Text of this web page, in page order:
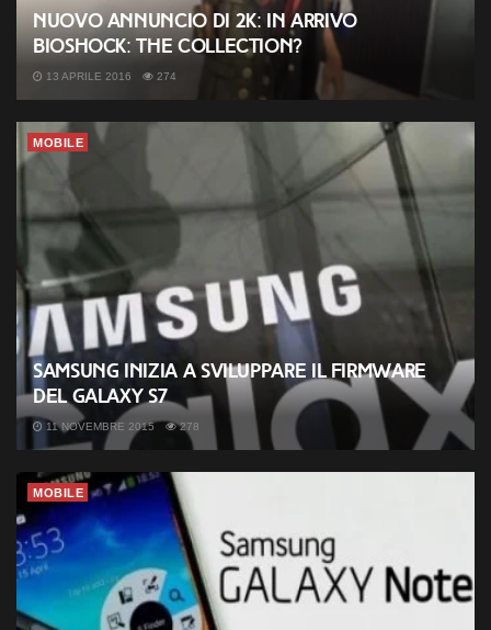
Nuovo annuncio di 2K: in arrivo
BioShock: The Collection?
13 APRILE 2016 274
MOBILE
Samsung inizia a sviluppare il firmware
del Galaxy S7
11 NOVEMBRE 2015 278
MOBILE